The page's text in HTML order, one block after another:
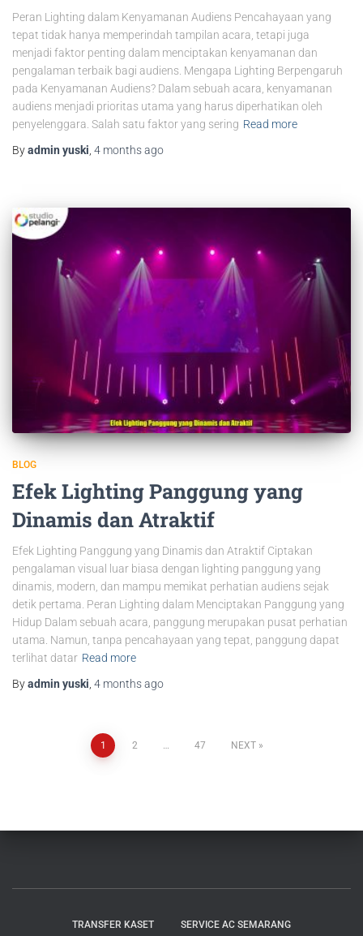
Peran Lighting dalam Kenyamanan Audiens Pencahayaan yang
tepat tidak hanya memperindah tampilan acara, tetapi juga
menjadi faktor penting dalam menciptakan kenyamanan dan
pengalaman terbaik bagi audiens. Mengapa Lighting Berpengaruh
pada Kenyamanan Audiens? Dalam sebuah acara, kenyamanan
audiens menjadi prioritas utama yang harus diperhatikan oleh
penyelenggara. Salah satu faktor yang sering Read more
Byadmin yuski 4 monthsago
BLOG
Efek Lighting Panggung yang
Dinamis dan Atraktif
Efek Lighting Panggung yang Dinamis dan Atraktif Ciptakan
pengalaman visual luar biasa dengan lighting panggung yang
dinamis, modern, dan mampu memikat perhatian audiens sejak
detik pertama. Peran Lighting dalam Menciptakan Panggung yang
Hidup Dalam sebuah acara, panggung merupakan pusat perhatian
utama. Namun, tanpa pencahayaan yang tepat, panggung dapat
terlihat datar Read more
Byadmin yuski, 4 monthsago
1 2 … 47 NEXT
TRANSFER KASET SERVICE AC SEMARANG